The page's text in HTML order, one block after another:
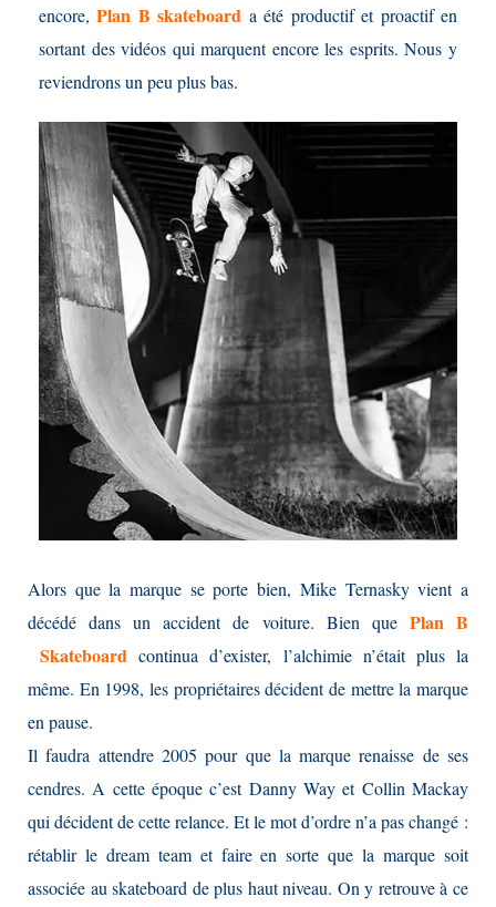
encore,Plan B skateboard a été productif et proactif en
sortant des vidéos qui marquent encore les esprits. Nous y
reviendrons un peu plus bas.
Alors que la marque se porte bien, Mike Ternasky vient a
décédé dans un accident de voiture. Bien que Plan B
Skateboard continua d’exister, l’alchimie n’était plus la
même. En 1998, les propriétaires décident de mettre la marque
en pause.
Il faudra attendre 2005 pour que la marque renaisse de ses
cendres. A cette époque c’est Danny Way et Collin Mackay
qui décident de cette relance. Et le mot d’ordre n’a pas changé :
rétablir le dream team et faire en sorte que la marque soit
associée au skateboard de plus haut niveau. On y retrouve à ce